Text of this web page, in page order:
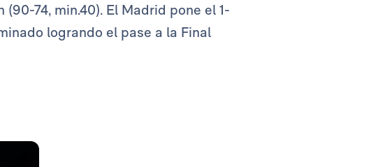
74, min.40). El Madrid pone el 1-
logrando el pase a la Final